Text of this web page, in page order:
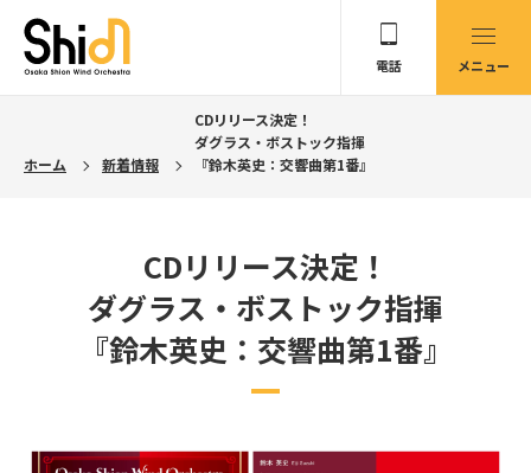
メニュー
電話
ホーム 新着情報
CDリリース決定！
ダグラス・ボストック指揮
『鈴木英史：交響曲第1番』
CDリリース決定！
ダグラス・ボストック指揮
『鈴木英史：交響曲第1番』